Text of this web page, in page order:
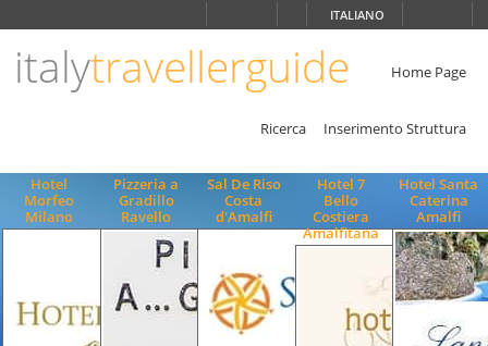
ITALIANO
italytravellerguide Home Page
Ricerca Inserimento Struttura
Hotel
Morfeo
Milano
Pizzeria a
Gradillo
Ravello
Sal De Riso
Costa
d'Amalfi
Hotel 7
Bello
Costiera
Amalfitana
Hotel Santa
Caterina
Amalfi
lingua
ITALIANO
ENGLISH